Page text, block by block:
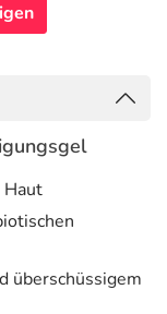
Haut
überschüssigem